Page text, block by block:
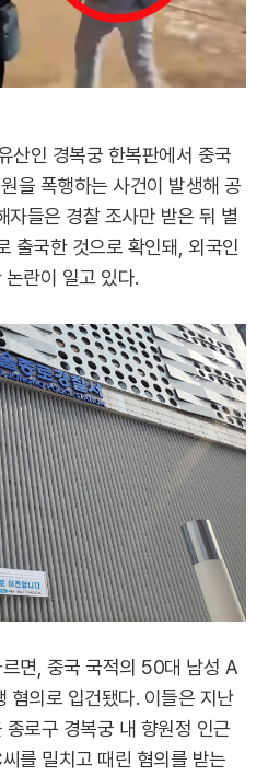
산인 경복궁 한복판에서 중국
을 폭행하는 사건이 발생해 공
자들은 경찰 조사만 받은 뒤 별
출국한 것으로 확인돼, 외국인
란이 일고 있다.
면, 중국 국적의 50대 남성 A
의로 입건됐다. 이들은 지난
로구 경복궁 내 향원정 인근
를 밀치고 때린 혐의를 받는